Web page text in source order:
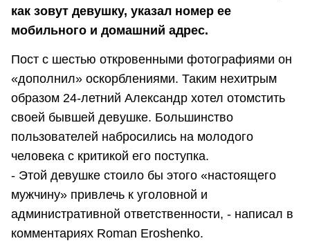
как зовут девушку, указал номер ее
мобильного и домашний адрес.
Пост с шестью откровенными фотографиями он
«дополнил» оскорблениями. Таким нехитрым
образом 24-летний Александр хотел отомстить
своей бывшей девушке. Большинство
пользователей набросились на молодого
человека с критикой его поступка.
- Этой девушке стоило бы этого «настоящего
мужчину» привлечь к уголовной и
административной ответственности, - написал в
комментариях Roman Eroshenko.